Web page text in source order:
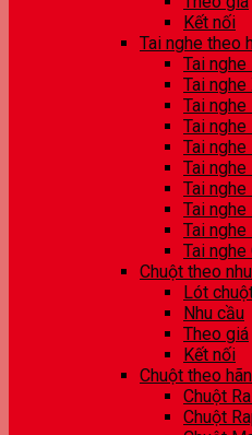
Kết nối
Tai nghe theo
Tai
Tai
Tai
Tai nghe
Tai
Tai
Tai nghe
Tai nghe
Tai nghe
Tai
Chuột theo
Lót
Nhu cầu
Theo giá
Kết nối
Chuột theo
Chuột
Chuột